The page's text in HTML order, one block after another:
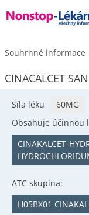
Souhrnné informace
CINACALCET
Síla léku
60MG
Obsahuje účinnou
CINAKALCET-
ATC skupina:
H05BX01